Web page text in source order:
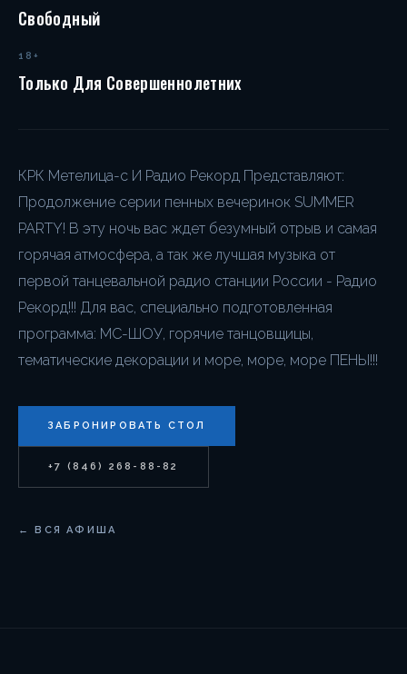
Свободный
18+
Только Для Совершеннолетних
КРК Метелица-с И Радио Рекорд Представляют:
Продолжение серии пенных вечеринок SUMMER
PARTY! В эту ночь вас ждет безумный отрыв и самая
горячая атмосфера, а так же лучшая музыка от
первой танцевальной радио станции России - Радио
Рекорд!!! Для вас, специально подготовленная
программа: МС-ШОУ, горячие танцовщицы,
тематические декорации и море, море, море ПЕНЫ!!!
ЗАБРОНИРОВАТЬ СТОЛ
+7 (846) 268-88-82
← ВСЯ АФИША